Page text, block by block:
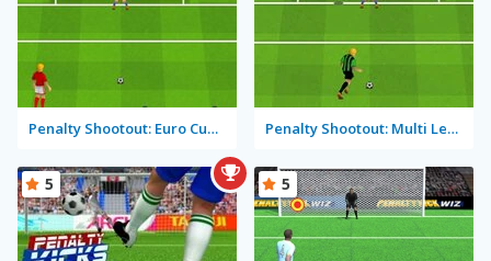
Penalty Shootout: Euro Cup 2016 Penalty Shootout: Multi League
5 5